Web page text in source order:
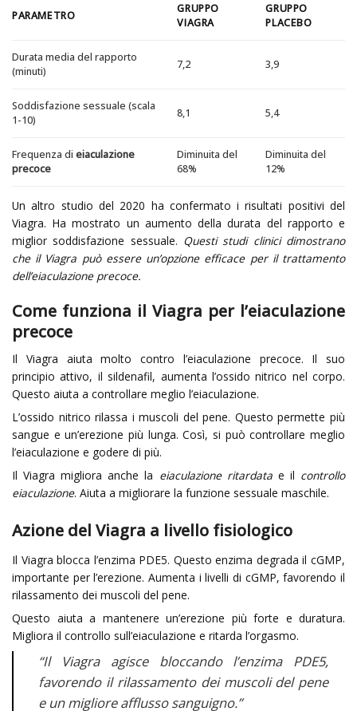
PARAMETRO
GRUPPO
VIAGRA
GRUPPO
PLACEBO
Durata media del rapporto
(minuti)
7,2 3,9
Soddisfazione sessuale (scala
1-10)
8,1 5,4
Frequenza di eiaculazione
precoce
Diminuita del
68%
Diminuita del
12%
Un altro studio del 2020 ha confermato i risultati positivi del
Viagra. Ha mostrato un aumento della durata del rapporto e
miglior soddisfazione sessuale. Questi studi clinici dimostrano
che il Viagra può essere un’opzione efficace per il trattamento
dell’eiaculazione precoce.
Come funziona il Viagra per l’eiaculazione
precoce
Il Viagra aiuta molto contro l’eiaculazione precoce. Il suo
principio attivo, il sildenafil, aumenta l’ossido nitrico nel corpo.
Questo aiuta a controllare meglio l’eiaculazione.
L’ossido nitrico rilassa i muscoli del pene. Questo permette più
sangue e un’erezione più lunga. Così, si può controllare meglio
l’eiaculazione e godere di più.
Il Viagra migliora anche la eiaculazione ritardatae il controllo
eiaculazione. Aiuta a migliorare la funzione sessuale maschile.
Azione del Viagra a livello fisiologico
Il Viagra blocca l’enzima PDE5. Questo enzima degrada il cGMP,
importante per l’erezione. Aumenta i livelli di cGMP, favorendo il
rilassamento dei muscoli del pene.
Questo aiuta a mantenere un’erezione più forte e duratura.
Migliora il controllo sull’eiaculazione e ritarda l’orgasmo.
“Il Viagra agisce bloccando l’enzima PDE5,
favorendo il rilassamento dei muscoli del pene
e un migliore afflusso sanguigno.”